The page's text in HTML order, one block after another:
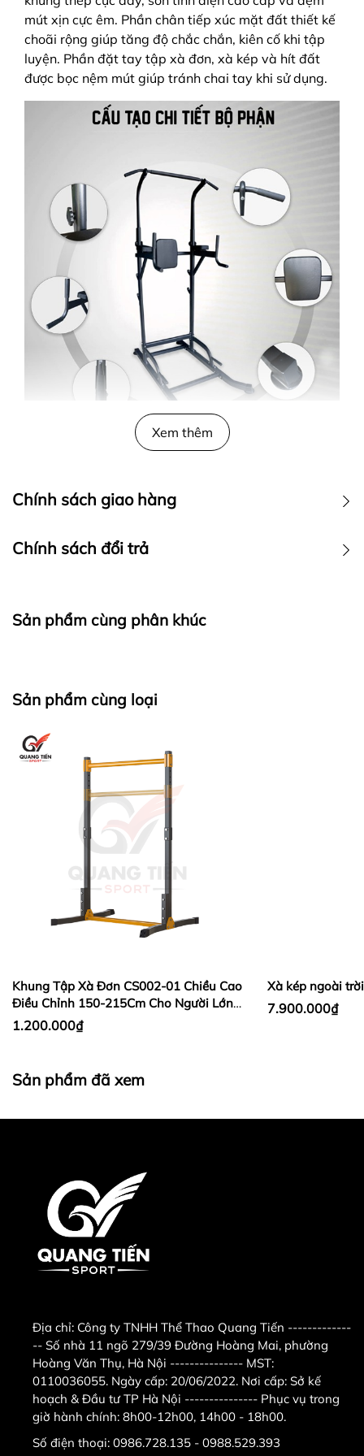
mút xịn cực êm. Phần chân tiếp xúc mặt đất thiết kế
choãi rộng giúp tăng độ chắc chắn, kiên cố khi tập
luyện. Phần đặt tay tập xà đơn, xà kép và hít đất
được bọc nệm mút giúp tránh chai tay khi sử dụng.
- Màu sắc: đen xám.
Chiều cao điều chỉnh từ 165 - 225 cm.
Kích thước xà đơn, xà kép T056
- Trọng lượng xà đơn, xà kép T056: 25 kg.
Xà đơn, xà kép T056
thể dục hiệu quả tại nhà với các bài tập cơ bản gồm:
Tập hít xà đơn
+ Tập xà kép, ke bụng.
Ảnh xà đơn, xà kép T056
- Bảo hành: 1 năm.
2. Hình ảnh xà đơn, xà
kép T056.
Xem thêm
Chính sách giao hàng
Chính sách đổi trả
Sản phẩm cùng phân khúc
Sản phẩm cùng loại
Khung Tập Xà Đơn CS002-01 Chiều Cao
Điều Chỉnh 150-215Cm Cho Người Lớn,
Trẻ Em
1.200.000₫
Xà kép ngoài
7.900.000₫
Sản phẩm đã xem
Địa chỉ: Công ty TNHH Thể Thao Quang Tiến -------------
-- Số nhà 11 ngõ 279/39 Đường Hoàng Mai, phường
Hoàng Văn Thụ, Hà Nội --------------- MST:
0110036055. Ngày cấp: 20/06/2022. Nơi cấp: Sở kế
hoạch & Đầu tư TP Hà Nội --------------- Phục vụ trong
giờ hành chính: 8h00-12h00, 14h00 - 18h00.
Số điện thoại: 0986.728.135 - 0988.529.393